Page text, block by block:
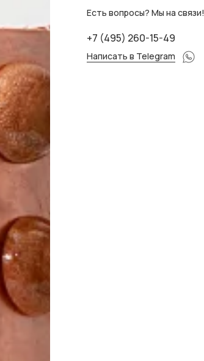
Есть вопросы? Мы на связи!
+7 (495) 260-15-49
Написать в Telegram